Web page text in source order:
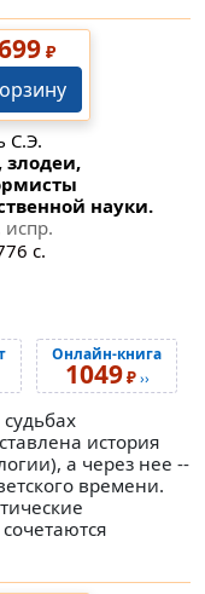
₽
С.Э.
злодеи,
науки.
испр.
с.
Онлайн-книга
1049₽››
история
а через нее --
времени.